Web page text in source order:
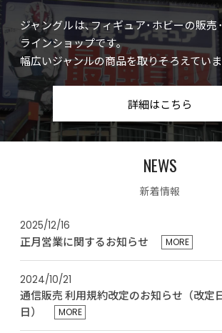
ジャングルは､フィギュア･ホビーの販売
ラインショップです｡
幅広いジャンルの商品を取りそろえてい
詳細はこちら
NEWS
新着情報
2025/12/16
正月営業に関するお知らせ MORE
2024/10/21
通信販売 利用規約改定のお知らせ（改定
日）
MORE